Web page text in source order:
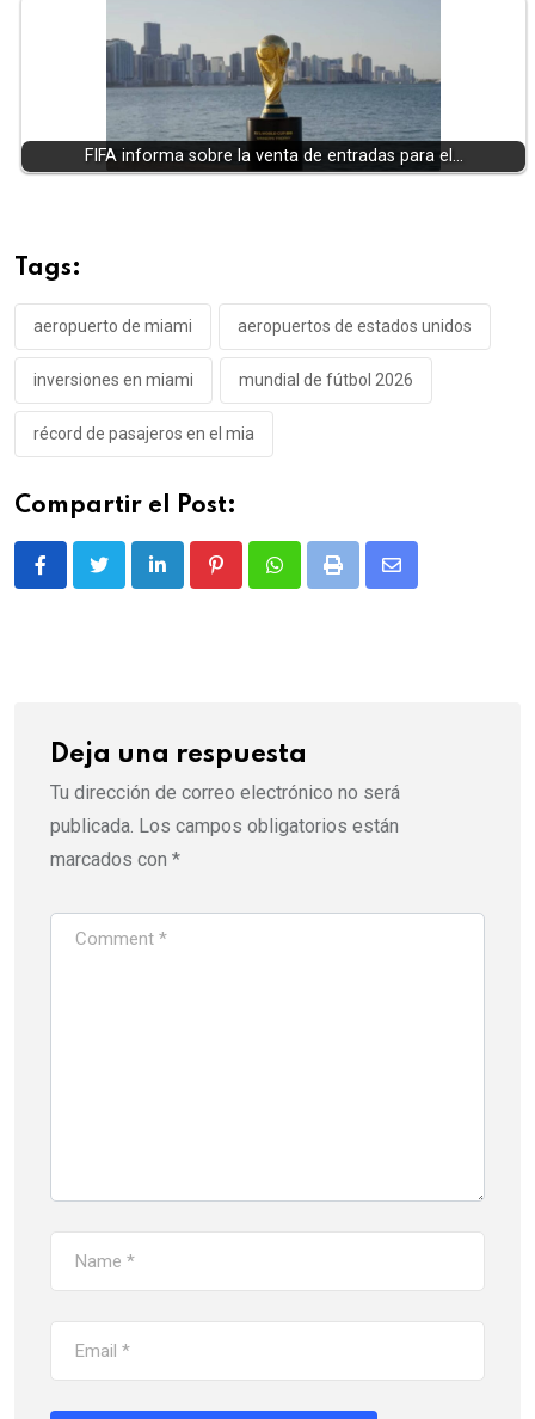
FIFA informa sobre la venta de entradas para el…
Tags:
aeropuerto de miami aeropuertos de estados unidos
inversiones en miami mundial de fútbol 2026
récord de pasajeros en el mia
Compartir el Post:
LinkedIn PinterestWhatsappPrint
Share
Deja una respuesta
Tu dirección de correo electrónico no será
publicada. Los campos obligatorios están
marcados con *